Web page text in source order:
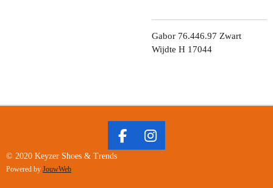
Gabor 76.446.97 Zwart
Wijdte H 17044
F
I
© 2020 Keyzer Shoes & Trends
Powered by JouwWeb